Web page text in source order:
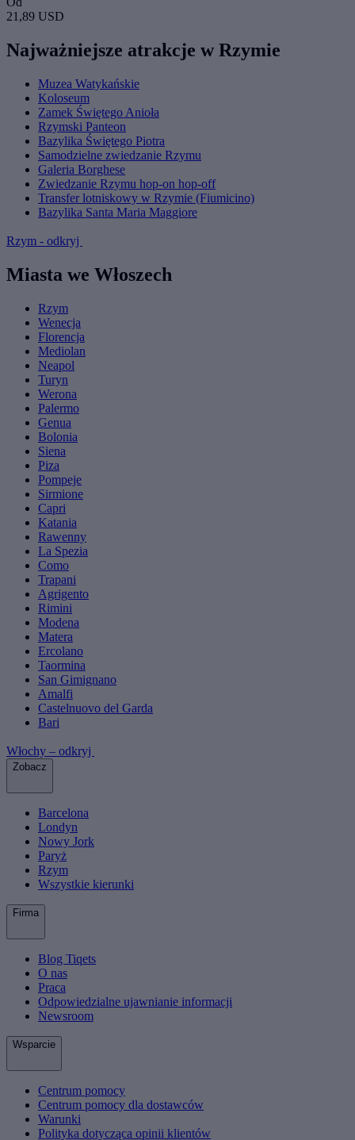
21,89 USD
Najważniejsze atrakcje w Rzymie
Muzea Watykańskie
Koloseum
Zamek Świętego Anioła
Rzymski Panteon
Bazylika Świętego Piotra
Samodzielne zwiedzanie Rzymu
Galeria Borghese
Zwiedzanie Rzymu hop-on hop-off
Transfer lotniskowy w Rzymie (Fiumicino)
Bazylika Santa Maria Maggiore
Rzym - odkryj
Miasta we Włoszech
Rzym
Wenecja
Florencja
Mediolan
Neapol
Turyn
Werona
Palermo
Genua
Bolonia
Siena
Piza
Pompeje
Sirmione
Capri
Katania
Rawenny
La Spezia
Como
Trapani
Agrigento
Rimini
Modena
Matera
Ercolano
Taormina
San Gimignano
Amalfi
Castelnuovo del Garda
Bari
Włochy – odkryj
Zobacz
Barcelona
Londyn
Nowy Jork
Paryż
Rzym
Wszystkie kierunki
Firma
Blog Tiqets
O nas
Praca
Odpowiedzialne ujawnianie informacji
Newsroom
Wsparcie
Centrum pomocy
Centrum pomocy dla dostawców
Warunki
Polityka dotycząca opinii klientów